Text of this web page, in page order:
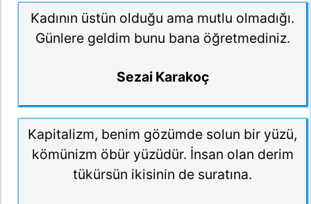
Kadının üstün olduğu ama mutlu olmadığı.
Günlere geldim bunu bana öğretmediniz.
Sezai Karakoç
Kapitalizm, benim gözümde solun bir yüzü,
kömünizm öbür yüzüdür. İnsan olan derim
tükürsün ikisinin de suratına.